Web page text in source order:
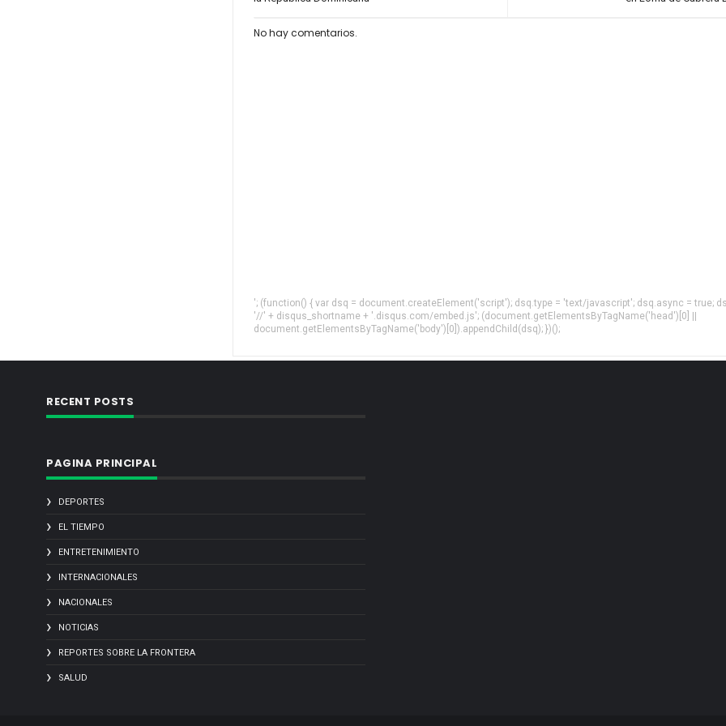
No hay comentarios.
'; (function() { var dsq = document.createElement('script'); dsq.type = 'text/javascript'; dsq.async = true;
'//' + disqus_shortname + '.disqus.com/embed.js'; (document.getElementsByTagName('head')[0] ||
document.getElementsByTagName('body')[0]).appendChild(dsq); })();
RECENT POSTS
PAGINA PRINCIPAL
DEPORTES
EL TIEMPO
ENTRETENIMIENTO
INTERNACIONALES
NACIONALES
NOTICIAS
REPORTES SOBRE LA FRONTERA
SALUD